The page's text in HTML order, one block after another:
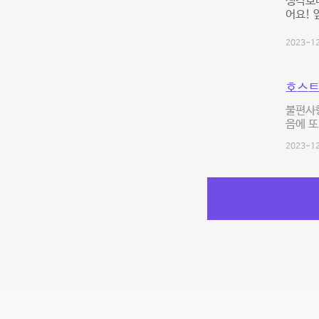
어요!
2023-
호스
불편사
음에
2023-